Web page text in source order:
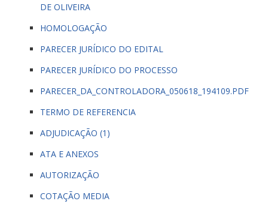
DE OLIVEIRA
HOMOLOGAÇÃO
PARECER JURÍDICO DO EDITAL
PARECER JURÍDICO DO PROCESSO
PARECER_DA_CONTROLADORA_050618_194109.PDF
TERMO DE REFERENCIA
ADJUDICAÇÃO (1)
ATA E ANEXOS
AUTORIZAÇÃO
COTAÇÃO MEDIA